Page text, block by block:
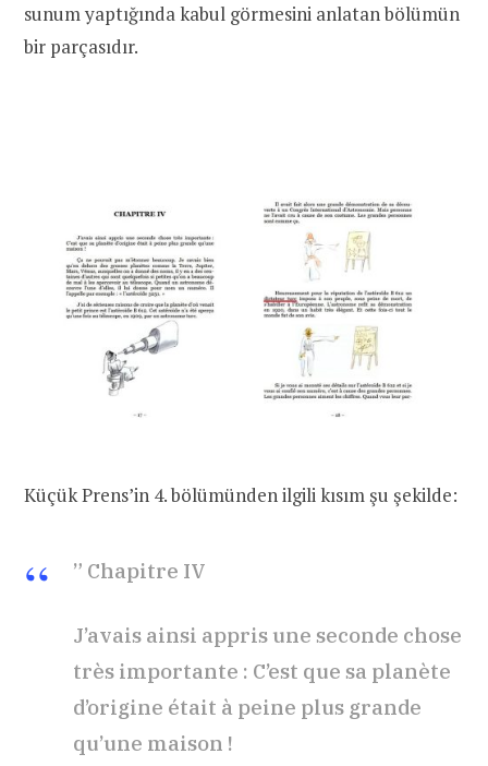
sunum yaptığında kabul görmesini anlatan bölümün
bir parçasıdır.
Küçük Prens’in 4. bölümünden ilgili kısım şu şekilde:
” Chapitre IV
J’avais ainsi appris une seconde chose
très importante : C’est que sa planète
d’origine était à peine plus grande
qu’une maison !